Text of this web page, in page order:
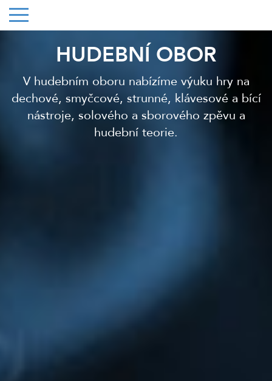
HUDEBNÍ OBOR
V hudebním oboru nabízíme výuku hry na
dechové, smyčcové, strunné, klávesové a bící
nástroje, solového a sborového zpěvu a
hudební teorie.